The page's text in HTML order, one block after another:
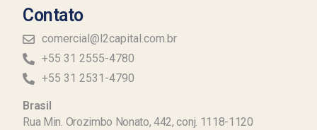
Contato
comercial@l2capital.com.br
+55 31 2555-4780
+55 31 2531-4790
Brasil
Rua Min. Orozimbo Nonato, 442, conj. 1118-1120